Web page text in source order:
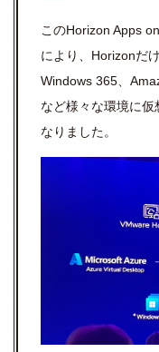
このHorizon Apps
により、 Horizonだ
Windows 365
など様々な環境に
なりました。